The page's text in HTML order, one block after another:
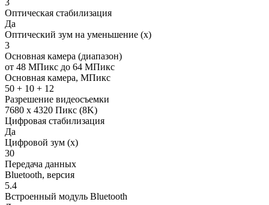
3
Оптическая стабилизация
Да
Оптический зум на уменьшение (x)
3
Основная камера (диапазон)
от 48 МПикс до 64 МПикс
Основная камера, МПикс
50 + 10 + 12
Разрешение видеосъемки
7680 x 4320 Пикс (8K)
Цифровая стабилизация
Да
Цифровой зум (x)
30
Передача данных
Bluetooth, версия
5.4
Встроенный модуль Bluetooth